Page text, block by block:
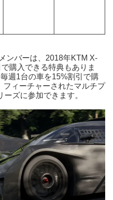
ンバーは、2018年KTM X-
購入できる特典もありま
週1台の車を15%割引で購
フィーチャーされたマルチプ
ズに参加できます。